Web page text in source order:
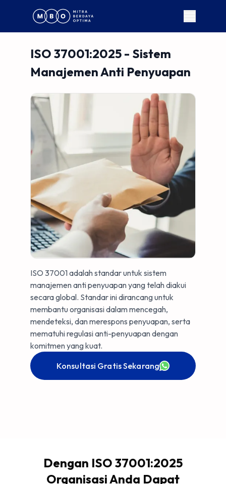
ISO 37001:2025 - Sistem
Manajemen Anti Penyuapan
ISO 37001 adalah standar untuk sistem
manajemen anti penyuapan yang telah diakui
secara global. Standar ini dirancang untuk
membantu organisasi dalam mencegah,
mendeteksi, dan merespons penyuapan, serta
mematuhi regulasi anti-penyuapan dengan
komitmen yang kuat.
Konsultasi Gratis Sekarang
Dengan ISO 37001:2025
Organisasi Anda Dapat